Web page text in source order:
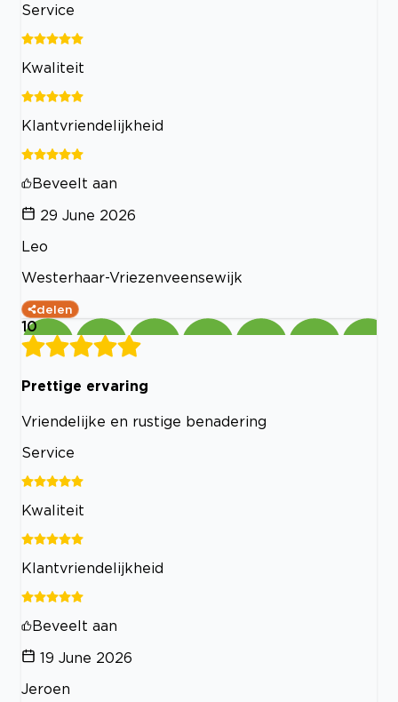
Service
Kwaliteit
Klantvriendelijkheid
Beveelt aan
29 June 2026
Leo
Westerhaar-Vriezenveensewijk
delen
10
Prettige ervaring
Vriendelijke en rustige benadering
Service
Kwaliteit
Klantvriendelijkheid
Beveelt aan
19 June 2026
Jeroen